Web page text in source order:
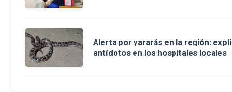
Alerta por yararás en la región:
antídotos en los hospitales locales